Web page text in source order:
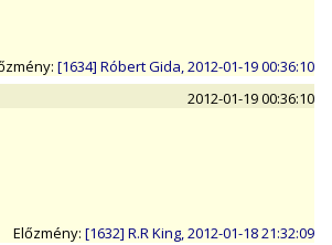
[1634] Róbert Gida, 2012-01-19 00:36:10
2012-01-19 00:36:10
Előzmény: [1632] R.R King, 2012-01-18 21:32:09